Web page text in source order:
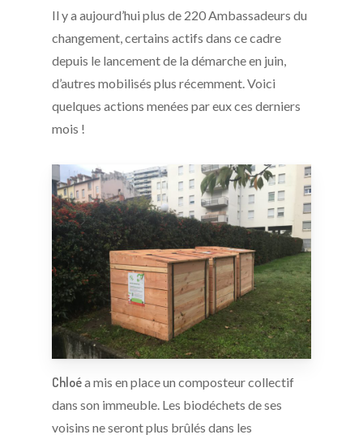
Il y a aujourd’hui plus de 220 Ambassadeurs du
changement, certains actifs dans ce cadre
depuis le lancement de la démarche en juin,
d’autres mobilisés plus récemment. Voici
quelques actions menées par eux ces derniers
mois !
Chloéa mis en place un composteur collectif
dans son immeuble. Les biodéchets de ses
voisins ne seront plus brûlés dans les